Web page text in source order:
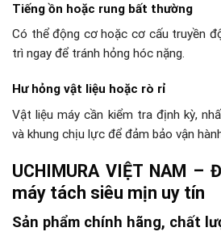
Tiếng ồn hoặc rung bất thường
Có thể động cơ hoặc cơ cấu truyền
trì ngay để tránh hỏng hóc nặng.
Hư hỏng vật liệu hoặc rò rỉ
Vật liệu máy cần kiểm tra định kỳ,
và khung chịu lực để đảm bảo vận
UCHIMURA VIỆT NAM –
máy tách siêu mịn uy tín
Sản phẩm chính hãng, chất